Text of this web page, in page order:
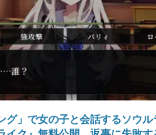
グ」で女の子と会話するソウ